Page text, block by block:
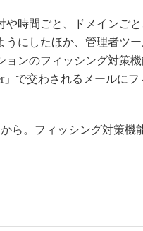
時間ごと、ドメインご
にしたほか、管理者ツ
ンのフィッシング対策
」で交わされるメールに
ら。フィッシング対策機